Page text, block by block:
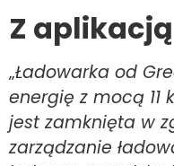
Z
„Ładowarka od
energię z mocą 11
jest zamknięta w
zarządzanie